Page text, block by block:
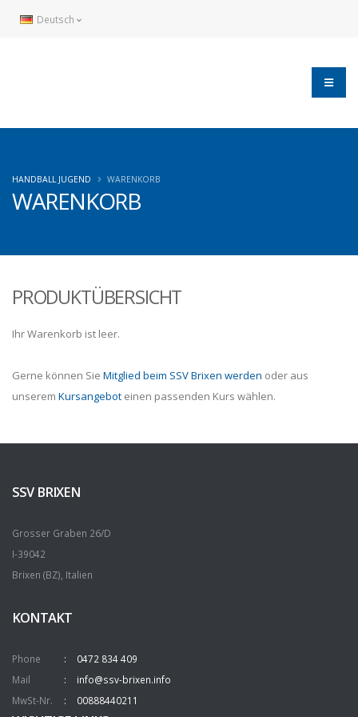
Deutsch
WARENKORB
HANDBALL JUGEND WARENKORB
PRODUKTÜBERSICHT
Ihr Warenkorb ist leer.
Gerne können Sie Mitglied beim SSV Brixen werden oder aus
unserem Kursangebot einen passenden Kurs wählen.
SSV BRIXEN
Grosser Graben 26/D
I-39042
Brixen (BZ), Italien
KONTAKT
Phone
0472 834 409
Mail
info@ssv-brixen.info
MwSt-Nr.
00888440211